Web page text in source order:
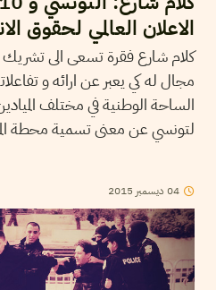
الاعلان العالمي لحقوق
كلام شارع فقرة تسعى الى تشريك
مجال له كي يعبر عن ارائه و
الساحة الوطنية في مختلف
لتونسي عن معنى تسمية محطة الميترو 10
04 ديسمبر 2015